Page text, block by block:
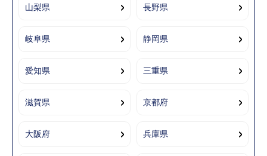
山梨県 長野県
岐阜県 静岡県
愛知県 三重県
滋賀県 京都府
大阪府 兵庫県